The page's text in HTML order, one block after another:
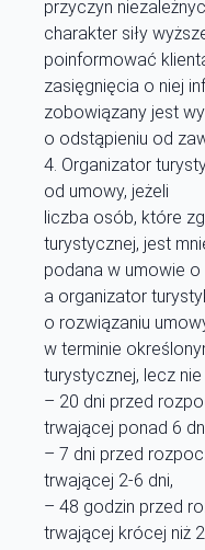
przyczyn
charakter siły
poinformować
zasięgnięcia o niej
zobowiązany jest
o odstąpieniu od
Organizator
od umowy, jeżeli
liczba osób, które
turystycznej, jest
podana w umowie o
a organizator
o rozwiązaniu
w terminie
turystycznej, lecz nie
– 20 dni przed
trwającej ponad 6
– 7 dni przed
trwającej 2-6 dni,
– 48 godzin przed
trwającej krócej niż